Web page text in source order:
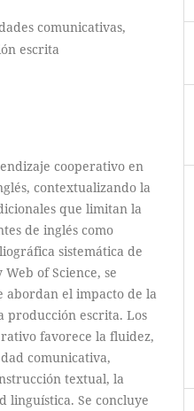
comunicativas,
escrita
cooperativo en
contextualizando la
que limitan la
de inglés como
sistemática de
of Science, se
abordan el impacto de la
producción escrita. Los
favorece la fluidez,
comunicativa,
textual, la
linguística. Se concluye